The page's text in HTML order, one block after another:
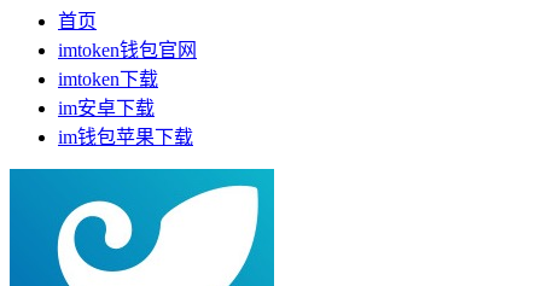
首页
imtoken钱包官网
imtoken下载
im安卓下载
im钱包苹果下载